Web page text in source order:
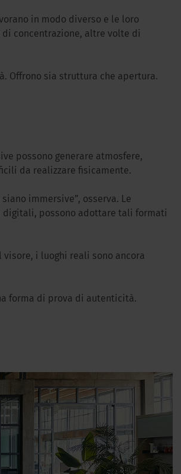
in modo diverso e le loro
di concentrazione, altre volte di
Offrono sia struttura che apertura.
possono generare atmosfere,
da realizzare fisicamente.
immersive”, osserva. Le
digitali, possono adottare tali formati
i luoghi reali sono ancora
forma di prova di autenticità.